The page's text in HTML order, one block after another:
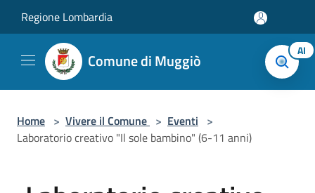
Regione Lombardia
Comune di Muggiò AI
Home > Vivere il Comune > Eventi >
Laboratorio creativo "Il sole bambino" (6-11 anni)